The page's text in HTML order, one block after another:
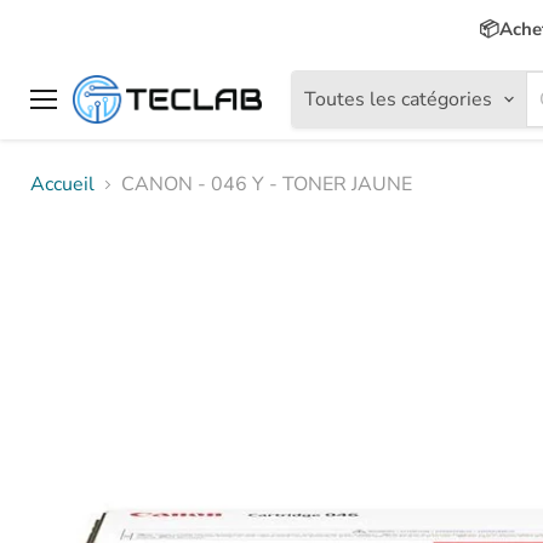
Menu
Toutes les catégories
Accueil CANON - 046 Y - TONER JAUNE